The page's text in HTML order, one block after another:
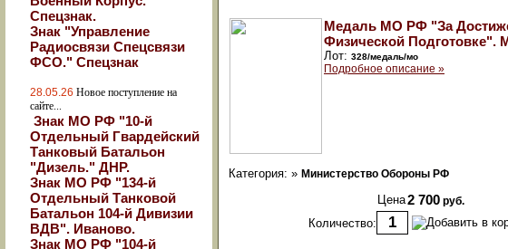
Спецзнак.
Знак "Управление
Радиосвязи Спецсвязи
ФСО." Спецзнак
28.05.26 Новое поступление на
сайте...
Знак МО РФ "10-й
Отдельный Гвардейский
Танковый Батальон
"Дизель." ДНР.
Знак МО РФ "134-й
Отдельный Танковой
Батальон 104-й Дивизии
ВДВ". Иваново.
Знак МО РФ "104-й
Медаль МО РФ "За
Физической Подготовке".
Лот: 328/медаль/мо
Подробное описание »
Категория: » Министерство Обороны РФ
Цена2 700 руб.
Количество: